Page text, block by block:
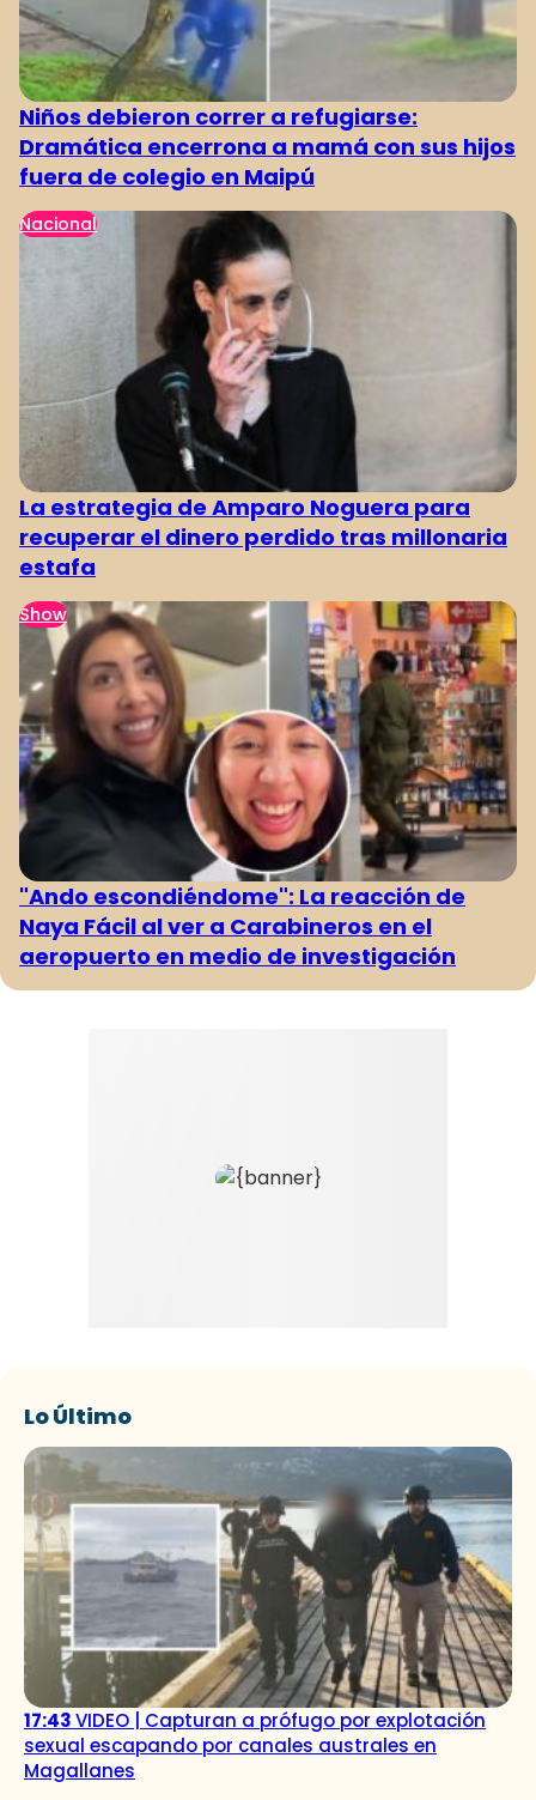
Niños debieron correr a refugiarse:
Dramática encerrona a mamá con sus hijos
fuera de colegio en Maipú
Nacional
La estrategia de Amparo Noguera para
recuperar el dinero perdido tras millonaria
estafa
Show
"Ando escondiéndome": La reacción de
Naya Fácil al ver a Carabineros en el
aeropuerto en medio de investigación
Lo Último
17:43VIDEO | Capturan a prófugo por explotación
sexual escapando por canales australes en
Magallanes